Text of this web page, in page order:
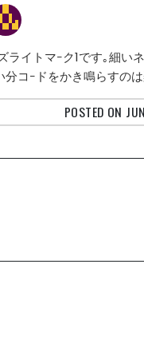
ライトマｰク1です｡細い
コｰドをかき鳴らすの
POSTED ON